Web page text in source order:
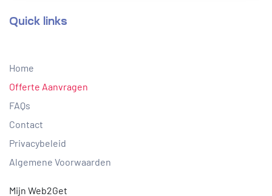
Quick links
Home
Offerte Aanvragen
FAQs
Contact
Privacybeleid
Algemene Voorwaarden
Mijn Web2Get